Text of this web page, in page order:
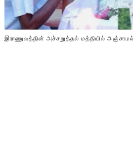
இராணுவத்தின் அச்சறுத்தல் மத்தியில்